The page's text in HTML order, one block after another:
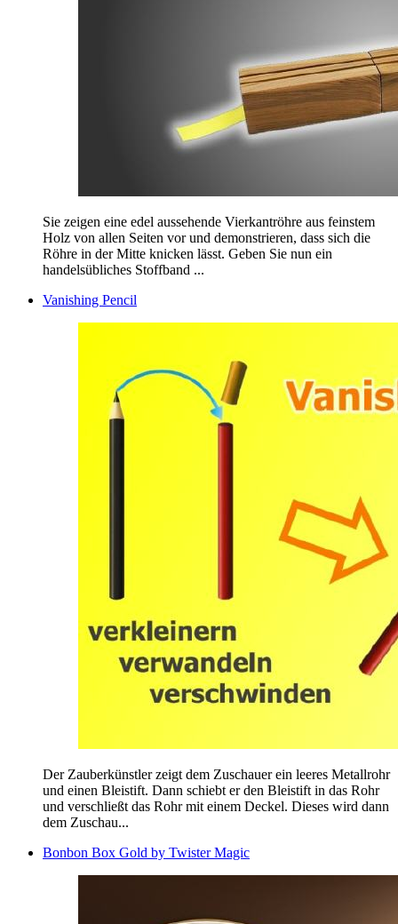
Sie zeigen eine edel aussehende Vierkantröhre aus feinstem
Holz von allen Seiten vor und demonstrieren, dass sich die
Röhre in der Mitte knicken lässt. Geben Sie nun ein
handelsübliches Stoffband ...
Vanishing Pencil
Der Zauberkünstler zeigt dem Zuschauer ein leeres Metallrohr
und einen Bleistift. Dann schiebt er den Bleistift in das Rohr
und verschließt das Rohr mit einem Deckel. Dieses wird dann
dem Zuschau...
Bonbon Box Gold by Twister Magic